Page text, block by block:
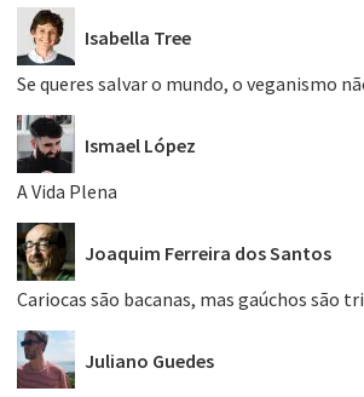
Isabella Tree
Se queres salvar o mundo, o veganismo
Ismael López
A Vida Plena
Joaquim Ferreira dos Santos
Cariocas são bacanas, mas gaúchos são
Juliano Guedes